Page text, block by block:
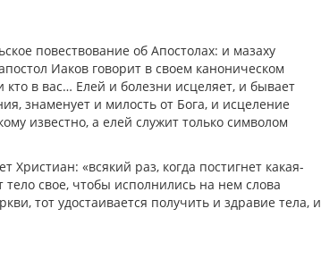
повествование об Апостолах: и мазаху
Иаков говорит в своем каноническом
в вас… Елей и болезни исцеляет, и бывает
знаменует и милость от Бога, и исцеление
известно, а елей служит только символом
Христиан: «всякий раз, когда постигнет какая-
свое, чтобы исполнились на нем слова
тот удостаивается получить и здравие тела, и